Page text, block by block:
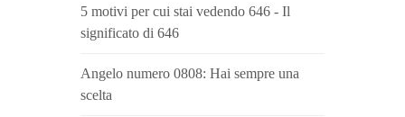
5 motivi per cui stai vedendo 646 - Il
significato di 646
Angelo numero 0808: Hai sempre una
scelta